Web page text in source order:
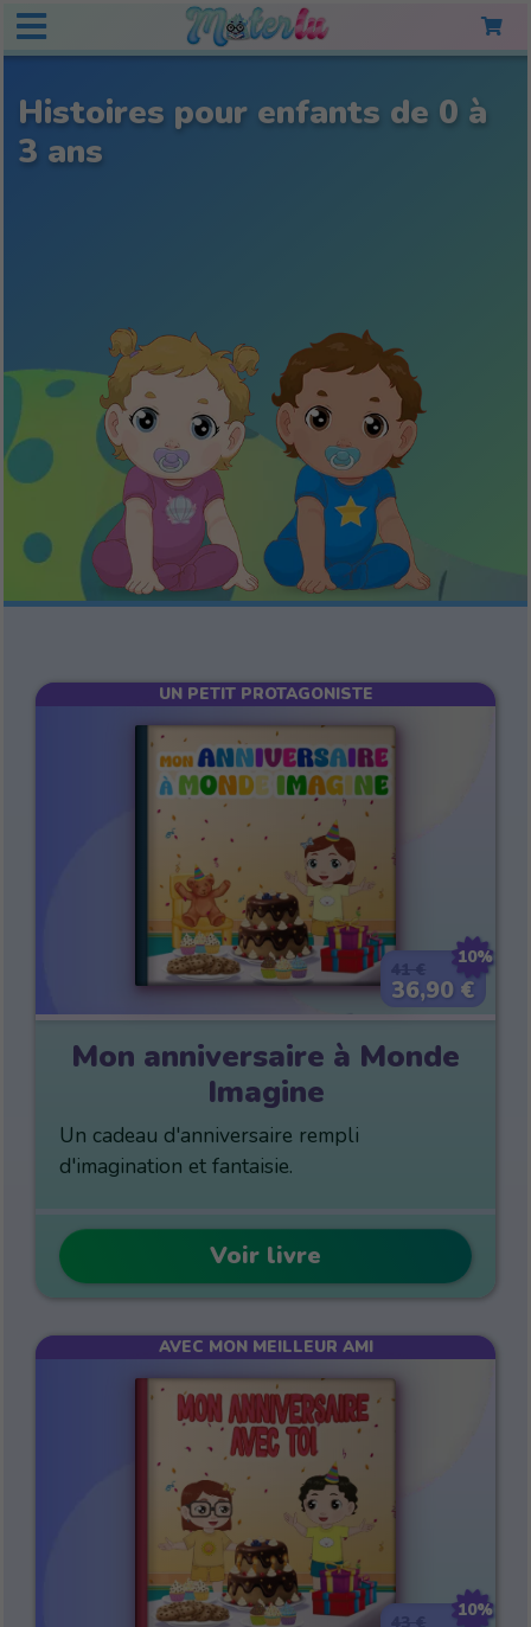
Histoires pour enfants de 0 à
3 ans
10%
36,90 €
UN PETIT PROTAGONISTE
Mon anniversaire à Monde
Imagine
Un cadeau d'anniversaire rempli
d'imagination et fantaisie.
Voir livre
10%
AVEC MON MEILLEUR AMI